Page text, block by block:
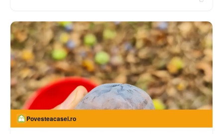
Povesteacasei.ro